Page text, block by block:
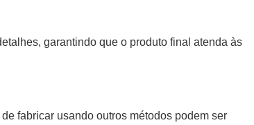
garantindo que o produto final atenda às
fabricar usando outros métodos podem ser